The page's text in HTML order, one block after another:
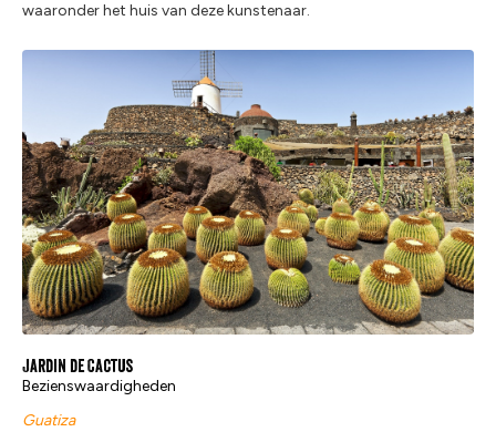
waaronder het huis van deze kunstenaar.
Jardin de Cactus
Bezienswaardigheden
Guatiza